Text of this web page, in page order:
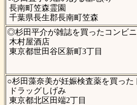
長南町笠森霊園
千葉県長生郡長南町笠森
◎杉田平介が雑誌を買ったコンビ
木村屋酒店
東京都世田谷区新町3丁目
○杉田藻奈美が妊娠検査薬を買った
ドラッグしげみ
東京都北区田端2丁目